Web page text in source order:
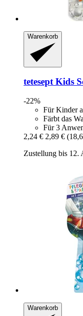
Warenkorb
teteseptKids
-22%
Für Kinder
Färbt das
Für 3
2,24 € 2,89 €
Zustellung bis 12.
Warenkorb